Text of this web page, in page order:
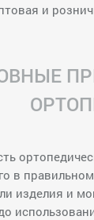
и
в
изделия и